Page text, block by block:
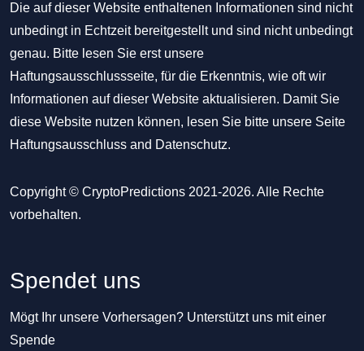
Die auf dieser Website enthaltenen Informationen sind nicht
unbedingt in Echtzeit bereitgestellt und sind nicht unbedingt
genau. Bitte lesen Sie erst unsere
Haftungsausschlussseite, für die Erkenntnis, wie oft wir
Informationen auf dieser Website aktualisieren. Damit Sie
diese Website nutzen können, lesen Sie bitte unsere Seite
Haftungsausschluss and Datenschutz.
Copyright © CryptoPredictions 2021-2026. Alle Rechte
vorbehalten.
Spendet uns
Mögt Ihr unsere Vorhersagen? Unterstützt uns mit einer
Spende